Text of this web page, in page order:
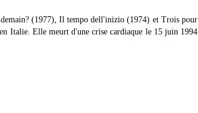
(1977), Il tempo dell'inizio (1974) et Trois pour
Italie. Elle meurt d'une crise cardiaque le 15 juin 1994